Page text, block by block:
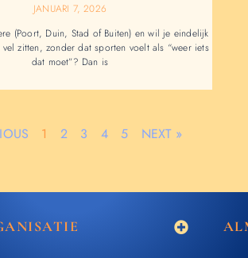
JANUARI 7, 2026
(Poort, Duin, Stad of Buiten) en wil je eindelijk
zitten, zonder dat sporten voelt als “weer iets
dat moet”? Dan is
1 2 3 4 5 NEXT »